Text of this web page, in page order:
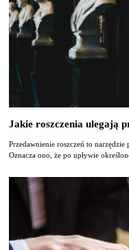
Jakie roszczenia ulegają
Przedawnienie roszczeń to narzędzie
Oznacza ono, że po upływie